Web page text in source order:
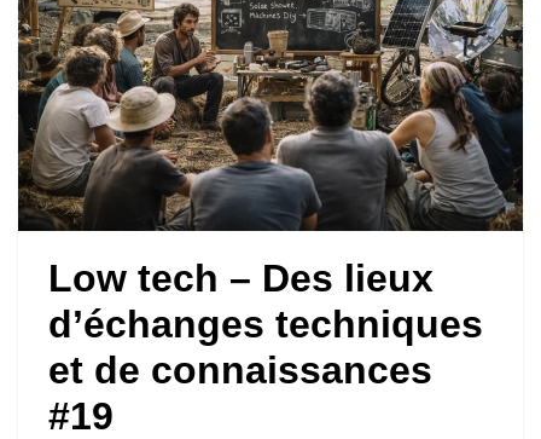
Low tech – Des lieux
d’échanges techniques
et de connaissances
#19